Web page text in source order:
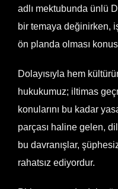
adlı mektubunda ünlü
bir temaya değinirken,
ön planda olması
Dolayısıyla hem
hukukumuz; iltimas
konularını bu kadar
parçası haline gelen,
bu davranışlar,
rahatsız ediyordur.